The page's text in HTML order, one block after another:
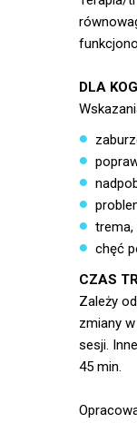
DLA
trema,
chęć
CZAS
Zależy
zmiany
sesji.
45 min.